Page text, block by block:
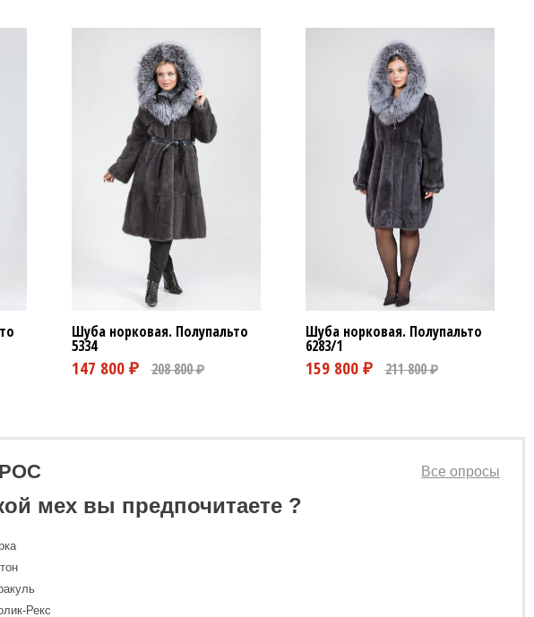
Шуба норковая. Полупальто
5334
Шуба норковая. Полупальто
6283/1
мех вы предпочитаете ?
Все опросы
Рекс